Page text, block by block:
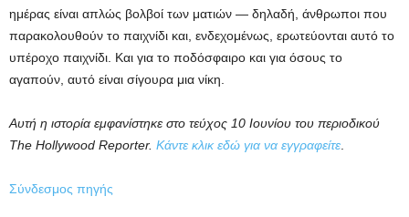
ημέρας είναι απλώς βολβοί των ματιών — δηλαδή, άνθρωποι που
παρακολουθούν το παιχνίδι και, ενδεχομένως, ερωτεύονται αυτό το
υπέροχο παιχνίδι. Και για το ποδόσφαιρο και για όσους το
αγαπούν, αυτό είναι σίγουρα μια νίκη.
Αυτή η ιστορία εμφανίστηκε στο τεύχος 10 Ιουνίου του περιοδικού
The Hollywood Reporter. Κάντε κλικ εδώ για να εγγραφείτε
Σύνδεσμος πηγής